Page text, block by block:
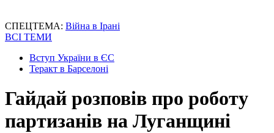
СПЕЦТЕМА: Війна в Ірані
ВСІ ТЕМИ
Вступ України в ЄС
Теракт в Барселоні
Гайдай розповів про роботу
партизанів на Луганщині